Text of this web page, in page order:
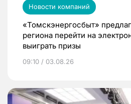
Новости компаний
«Томскэнергосбыт»
региона перейти на
выиграть призы
09:10 / 03.08.26